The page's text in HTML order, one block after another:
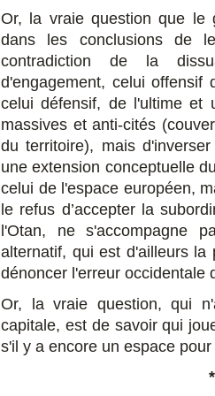
Or, la vraie question que le
dans les conclusions de
contradiction de la
d'engagement, celui
celui défensif, de l'ultime et
massives et anti-cités
du territoire), mais
une extension conceptuelle
celui de l'espace européen,
le refus d’accepter la
l'Otan, ne s'accompagne
alternatif, qui est d'ailleurs la
dénoncer l'erreur occidentale
Or, la vraie question, qui
capitale, est de savoir qui
s'il y a encore un espace